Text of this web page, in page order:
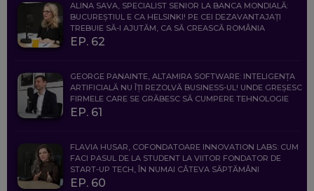
ALINA SAVA, SPECIALIST SENIOR LA BANCA MONDIALĂ:
BUCUREȘTIUL E CA HELSINKI! PE CEI DEZAVANTAJAȚI
TREBUIE SĂ-I AJUTĂM, CA SĂ CREASCĂ ROMÂNIA
EP. 62
GEORGE PANAINTE, ALTAMIRA SOFTWARE: INTELIGENȚA
ARTIFICIALĂ NU ÎȚI REZOLVĂ BUSINESS-UL! UNDE GREȘESC
FIRMELE CARE SE GRĂBESC SĂ CUMPERE TEHNOLOGIE
EP. 61
FLAVIA HUSAR, COFONDATOARE INNOVATION LABS: CUM
FACI PASUL DE LA STUDENT LA VIITOR FONDATOR DE
START-UP TECH, ÎN NUMAI CÂTEVA SĂPTĂMÂNI
EP. 60